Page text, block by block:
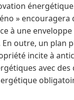
énergétique.
» encouragera
à une enveloppe
En outre, un plan
incite à
avec des